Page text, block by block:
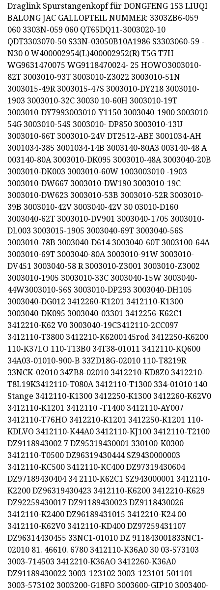
Draglink Spurstangenkopf für DONGFENG 153 LIUQI
BALONG JAC GALLOPTEIL NUMMER: 3303ZB6-059
060 3303N-059 060 QT65DQ11-3003020-10
QDT3303070-50 S33N-03050B10A1986 S3303060-59 -
N30 0 W400002954(L)400002952(R) T5G T7H
WG9631470075 WG9118470024- 25 HOWO3003010-
82T 3003010-93T 3003010-Z3022 3003010-51N
3003015-49R 3003015-47S 3003010-DY218 3003010-
1903 3003010-32C 30030 10-60H 3003010-19T
3003010-DY7993003010-Y1150 3003040-1900 3003010-
54G 3003010-54S 3003010- DP850 3003010-13U
3003010-66T 3003010-24V DT2512-ABE 3001034-AH
3001034-385 3001034-14B 3003140-80A3 003140-48 A
003140-80A 3003010-DK095 3003010-48A 3003040-20B
3003010-DK003 3003010-60W 1003003010 -1903
3003010-DW667 3003010-DW190 3003010-19C
3003010-DW623 3003010-53B 3003010-52R 3003010-
39B 3003010-42V 3003040-42V 30 03010-D160
3003040-62T 3003010-DV901 3003040-1705 3003010-
DL003 3003015-1905 3003040-69T 3003040-56S
3003010-78B 3003040-D614 3003040-60T 3003100-64A
3003010-69T 3003040-80A 3003010-91W 3003010-
DV451 3003040-58 R 3003010-Z3001 3003010-Z3002
3003010-1905 3003010-33C 3003040-15W 3003040-
44W3003010-56S 3003010-DP293 3003040-DH105
3003040-DG012 3412260-K1201 3412110-K1300
3003040-DK095 3003040-03301 3412256-K62C1
3412210-K62 V0 3003040-19C3412110-2CC097
3412110-T3800 3412210-K6200145rod 3412250-K6200
110-K37LO 110-T13B0 34T38-01011 3412110-KQ600
34A03-01010-900-B 33ZD18G-02010 110-T8219R
33NCK-02010 34ZB8-02010 3412210-KD8Z0 3412210-
T8L19K3412110-T080A 3412110-T1300 334-01010 140
Stange 3412110-K1300 3412250-K1300 3412260-K62V0
3412110-K1201 3412110 -T1400 3412110-AY007
3412110-T76HO 3412210-K1201 3412250-K1201 110-
KDLVO 3412110-K44A0 3412110-KJ100 3412110-T2100
DZ9118943002 7 DZ95319430001 330100-K0300
3412110-T0500 DZ96319430444 SZ9430000003
3412110-KC500 3412110-KC400 DZ97319430604
DZ97189430404 34 2110-K62C1 SZ943000001 3412110-
K2200 DZ96319430423 3412110-K6200 3412210-K629
DZ92259430017 DZ91189430023 DZ9118430026
3412110-K2400 DZ96189431015 3412210-K24 00
3412110-K62V0 3412110-KD400 DZ97259431107
DZ96314430455 33NC1-01010 DZ 911843001833NC1-
02010 81. 46610. 6780 3412110-K36A0 30 03-573103
3003-714503 3412210-K36AO 3412260-K36A0
DZ91189430022 3003-123102 3003-123101 501101
3003-573102 3003200-G18FO 3003600-GIP10 3003400-